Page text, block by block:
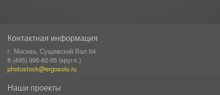
Контактная информация
г. Москва, Сущевский Вал 64
8 (495) 995-82-95 (кругл.)
photostock@ergosolo.ru
Наши проекты